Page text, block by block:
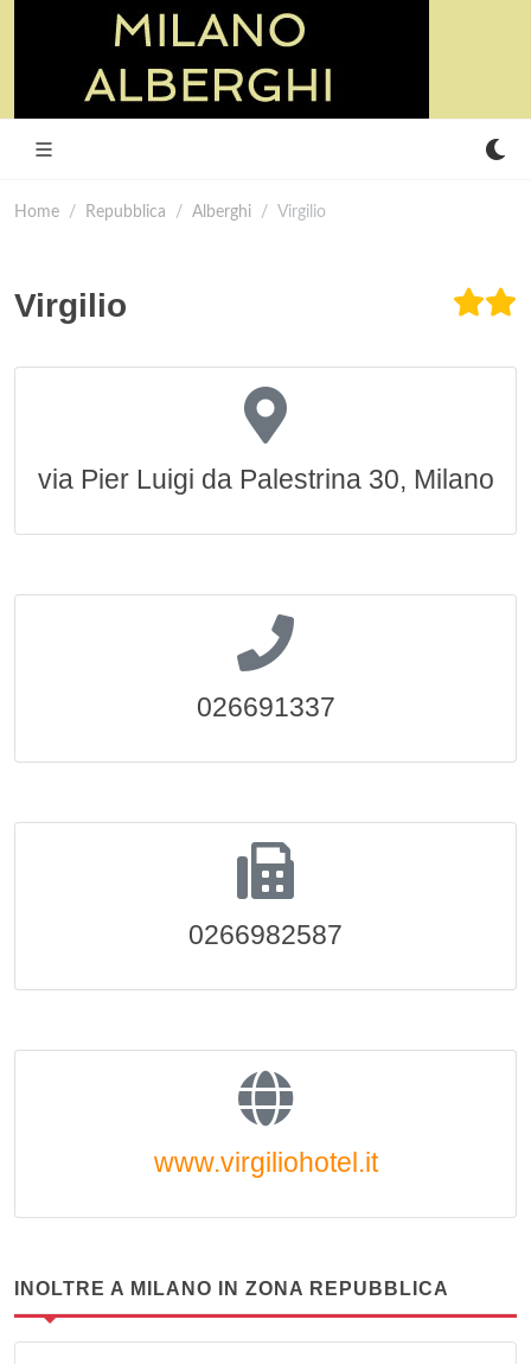
Home Repubblica Alberghi Virgilio
Virgilio
via Pier Luigi da Palestrina 30, Milano
026691337
0266982587
www.virgiliohotel.it
INOLTRE A MILANO IN ZONA REPUBBLICA